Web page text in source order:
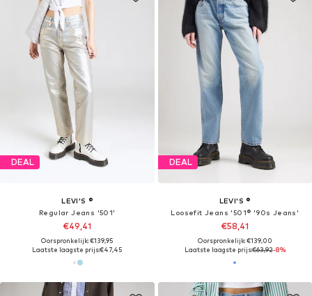
DEAL
LEVI'S ®
Regular Jeans '501'
€49,41
Oorspronkelijk: €139,95
Laatste laagste prijs:€47,45
DEAL
LEVI'S ®
Loosefit Jeans '501® '90s Jeans'
€58,41
Oorspronkelijk: €139,00
Laatste laagste prijs:€63,92-8%